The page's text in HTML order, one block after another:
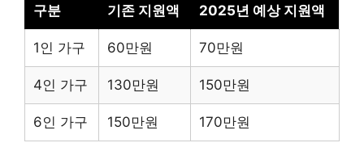
구분 기존 지원액 2025년 예상 지원액
1인 가구 60만원 70만원
4인 가구 130만원 150만원
6인 가구 150만원 170만원